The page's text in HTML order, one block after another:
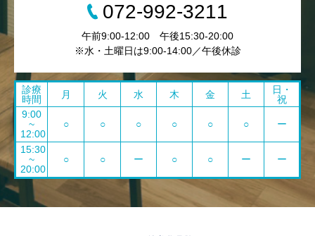
072-992-3211
午前9:00-12:00 午後15:30-20:00
※水・土曜日は9:00-14:00／午後休診
診療
時間
月 火 水 木 金 土
日・
祝
9:00
~
12:00
○ ○ ○ ○ ○ ○ ー
15:30
~
20:00
○ ○ ー ○ ○ ー ー